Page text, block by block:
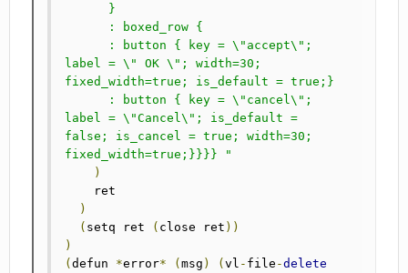
label = \" OK \"; width=30;
fixed_width=true; is_default = true;}
label = \"Cancel\"; is_default =
false; is_cancel = true; width=30;
fixed_width=true;}}}} "
)
)
( setq ret ( close ret ))
)
(defun *error* (msg ) (vl - file -delete